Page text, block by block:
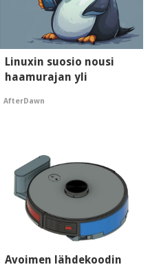
Linuxin suosio nousi
haamurajan yli
AfterDawn
Avoimen lähdekoodin